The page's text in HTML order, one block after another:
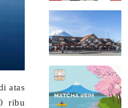
atas
ribu